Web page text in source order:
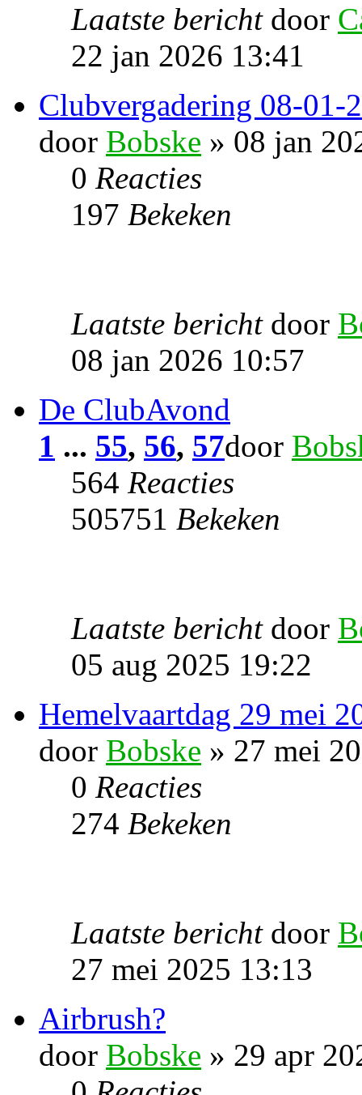
Laatste bericht door
22 jan 2026 13:41
Clubvergadering 08-01-
door Bobske » 08 jan
0 Reacties
197 Bekeken
Laatste bericht door
08 jan 2026 10:57
De ClubAvond
1 ... 55, 56, 57door
564 Reacties
505751 Bekeken
Laatste bericht door
05 aug 2025 19:22
Hemelvaartdag 29 mei
door Bobske » 27 mei
0 Reacties
274 Bekeken
Laatste bericht door
27 mei 2025 13:13
Airbrush?
door Bobske » 29 apr